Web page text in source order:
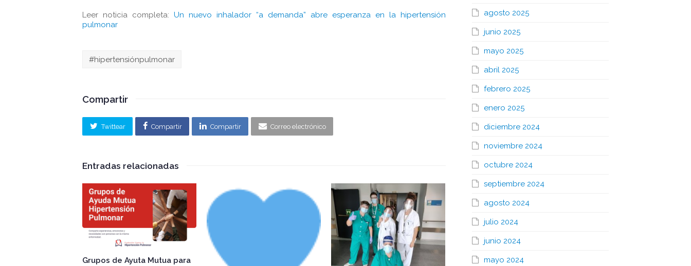
Leer noticia completa: Un nuevo inhalador “a demanda” abre esperanza en la hipertensión
pulmonar
#hipertensiónpulmonar
Compartir
Twittear Compartir Compartir Correo electrónico
Entradas relacionadas
Grupos de Ayuta Mutua para
agosto 2025
junio 2025
mayo 2025
abril 2025
febrero 2025
enero 2025
diciembre 2024
noviembre 2024
octubre 2024
septiembre 2024
agosto 2024
julio 2024
junio 2024
mayo 2024